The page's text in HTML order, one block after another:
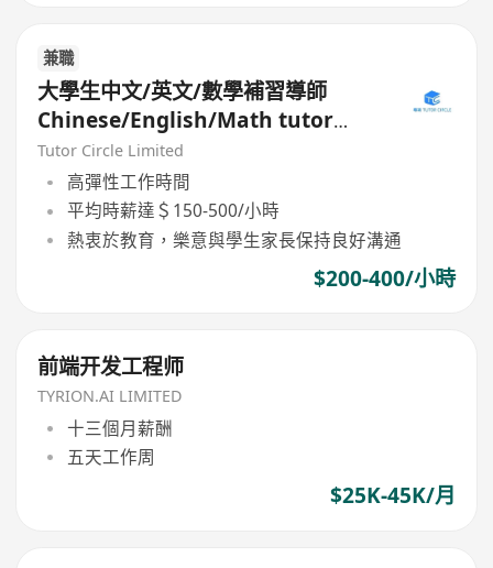
兼職
大學生中文/英文/數學補習導師
Chinese/English/Math tutor
(Part Time/Freelancer)
Tutor Circle Limited
高彈性工作時間
平均時薪達＄150-500/小時
熱衷於教育，樂意與學生家長保持良好溝通
$200-400/小時
前端开发工程师
TYRION.AI LIMITED
十三個月薪酬
五天工作周
$25K-45K/月